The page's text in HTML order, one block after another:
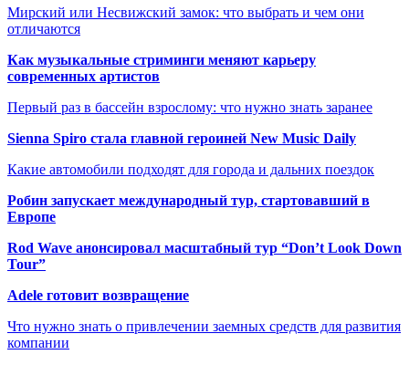
Мирский или Несвижский замок: что выбрать и чем они
отличаются
Как музыкальные стриминги меняют карьеру
современных артистов
Первый раз в бассейн взрослому: что нужно знать заранее
Sienna Spiro стала главной героиней New Music Daily
Какие автомобили подходят для города и дальних поездок
Робин запускает международный тур, стартовавший в
Европе
Rod Wave анонсировал масштабный тур “Don’t Look Down
Tour”
Adele готовит возвращение
Что нужно знать о привлечении заемных средств для развития
компании